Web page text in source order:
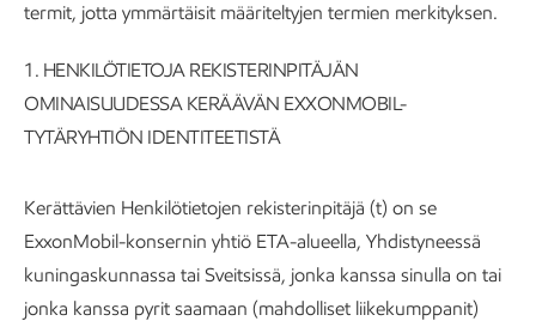
termit, jotta ymmärtäisit määriteltyjen termien merkityksen.
1. HENKILÖTIETOJA REKISTERINPITÄJÄN
OMINAISUUDESSA KERÄÄVÄN EXXONMOBIL-
TYTÄRYHTIÖN IDENTITEETISTÄ
Kerättävien Henkilötietojen rekisterinpitäjä (t) on se
ExxonMobil-konsernin yhtiö ETA-alueella, Yhdistyneessä
kuningaskunnassa tai Sveitsissä, jonka kanssa sinulla on tai
jonka kanssa pyrit saamaan (mahdolliset liikekumppanit)